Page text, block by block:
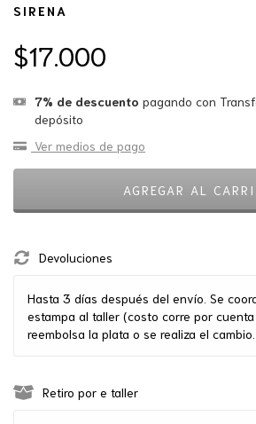
SIRENA
$17.000
7% de descuento pagando con
depósito
Ver medios de pago
Devoluciones
Hasta 3 días después del envío. Se
estampa al taller (costo corre por
reembolsa la plata o se realiza el cambio.
Retiro por e taller